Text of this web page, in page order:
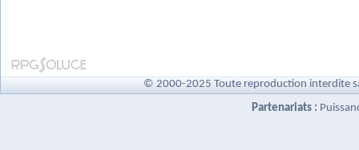
© 2000-2025 Toute reproduction interdite
Partenariats :